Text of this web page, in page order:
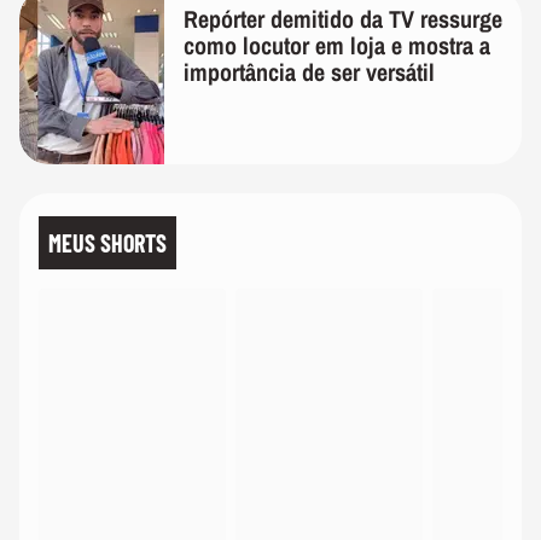
Repórter demitido da TV ressurge
como locutor em loja e mostra a
importância de ser versátil
MEUS SHORTS